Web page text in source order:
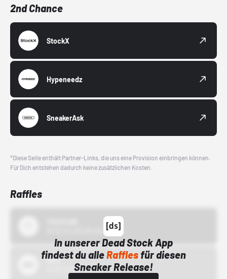
2nd Chance
StockX
Hypeneedz
SneakerAsk
*Diese Seite enthält Partner-Links, die uns eine Provision einbringen können.
Für Dich entstehen dadurch keine zusätzlichen Kosten.
Raffles
In unserer Dead Stock App
findest du alleRafflesfür diesen
Sneaker Release!
Bstn
01.10.22 00:00 Uhr